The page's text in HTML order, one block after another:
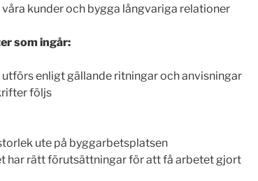
kunder och bygga långvariga relationer
som ingår:
enligt gällande ritningar och anvisningar
följs
ute på byggarbetsplatsen
har rätt förutsättningar för att få arbetet gjort